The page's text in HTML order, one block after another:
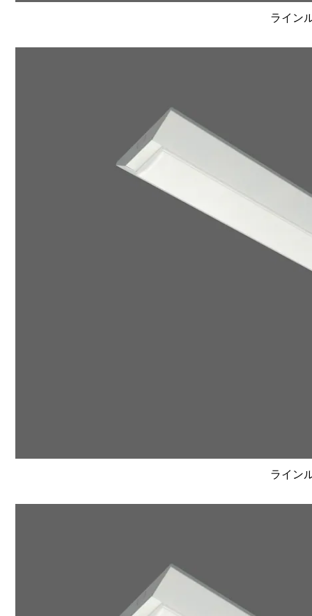
ライン
ライン